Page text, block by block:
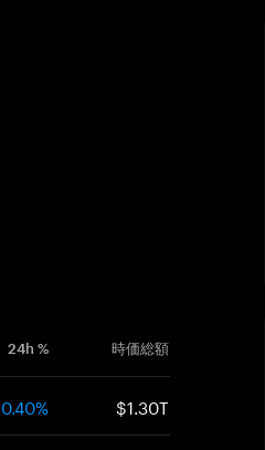
24h % 時価総額
0.40% $1.30T